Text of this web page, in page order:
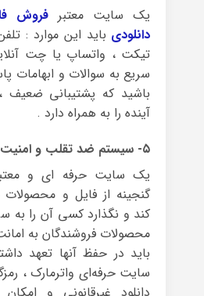
یک سایت معتبر فروش
دانلودی باید این موارد :
تیکت ، واتساپ یا چت
سریع به سوالات و ابهامات
باشید که پشتیبانی ضعیف
آینده را به همراه دارد .
۵- سیستم ضد تقلب و امنیت فایل
یک سایت حرفه ای و
گنجینه از فایل و محصولات
کند و نگذارد کسی آن را به
محصولات فروشندگان به
باید در حفظ آنها تعهد
سایت حرفه‌ای واترمارک ،